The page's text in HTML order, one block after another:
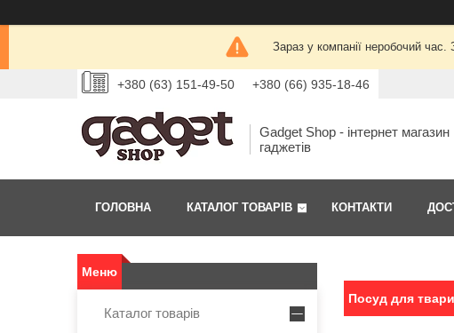
Зараз у компанії неробочий
+380 (63) 151-49-50 +380 (66) 935-18-46
Gadget Shop - інтернет магазин
гаджетів
ГОЛОВНА КАТАЛОГ ТОВАРІВ КОНТАКТИ
Посуд для
Каталог товарів